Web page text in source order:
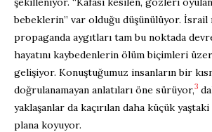
bebeklerin” var olduğu düşünülüyor. İsrail
propaganda aygıtları tam bu noktada
hayatını kaybedenlerin ölüm biçimleri
gelişiyor. Konuştuğumuz insanların bir
doğrulanamayan anlatıları öne sürüyor,3
yaklaşanlar da kaçırılan daha küçük
plana koyuyor.